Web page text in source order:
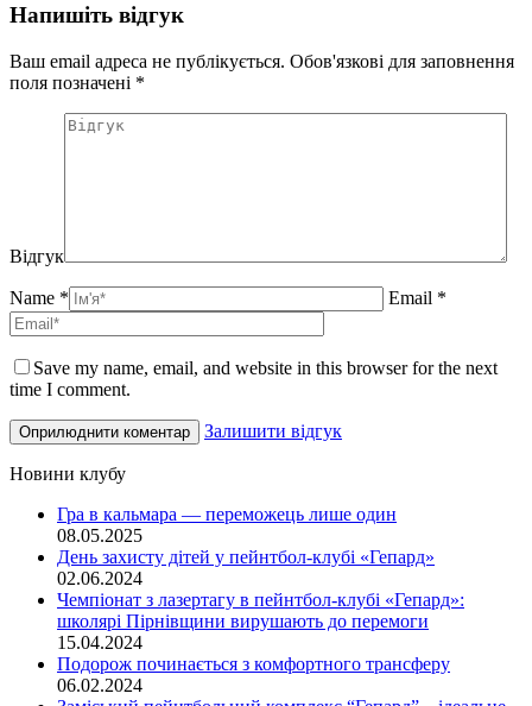
Напишіть відгук
Ваш email адреса не публікується. Обов'язкові для заповнення
поля позначені *
Відгук
Name * Email *
Save my name, email, and website in this browser for the next
time I comment.
Залишити відгук
Новини клубу
Гра в кальмара — переможець лише один
08.05.2025
День захисту дітей у пейнтбол-клубі «Гепард»
02.06.2024
Чемпіонат з лазертагу в пейнтбол-клубі «Гепард»:
школярі Пірнівщини вирушають до перемоги
15.04.2024
Подорож починається з комфортного трансферу
06.02.2024